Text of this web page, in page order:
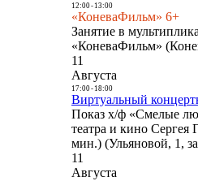
12:00- 13:00
«КоневаФильм» 6+
Занятие в
«КоневаФильм»
11
Августа
17:00- 18:00
Виртуальный
Показ х/ф «Смелые
театра и кино
мин.) (Ульяновой, 1,
11
Августа